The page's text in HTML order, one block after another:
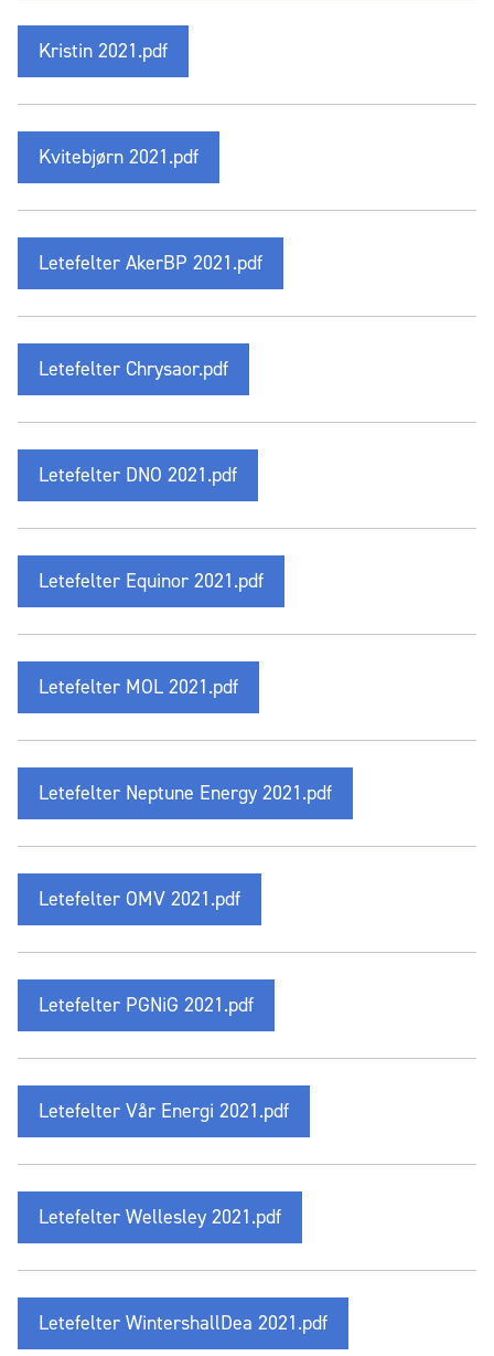
Kristin 2021.pdf
Kvitebjørn 2021.pdf
Letefelter AkerBP 2021.pdf
Letefelter Chrysaor.pdf
Letefelter DNO 2021.pdf
Letefelter Equinor 2021.pdf
Letefelter MOL 2021.pdf
Letefelter Neptune Energy 2021.pdf
Letefelter OMV 2021.pdf
Letefelter PGNiG 2021.pdf
Letefelter Vår Energi 2021.pdf
Letefelter Wellesley 2021.pdf
Letefelter WintershallDea 2021.pdf